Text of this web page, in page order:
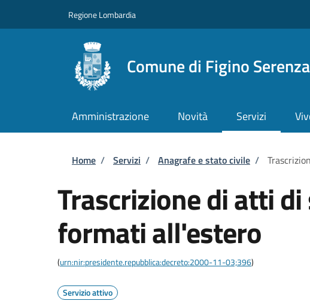
Regione Lombardia
Comune di Figino Serenza
Amministrazione Novità Servizi
Briciole di pane
Home / Servizi / Anagrafe e stato civile /
Trascrizione di atti
formati all'estero
(urn:nir:presidente.repubblica:decreto:2000-11-03;396)
Servizio attivo